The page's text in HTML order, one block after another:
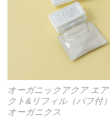
オーガニックアクア エ
クト&リフィル（パフ
オーガニクス